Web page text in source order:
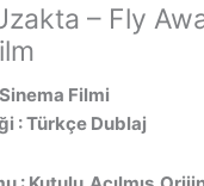
– Fly
Filmi
: Türkçe Dublaj